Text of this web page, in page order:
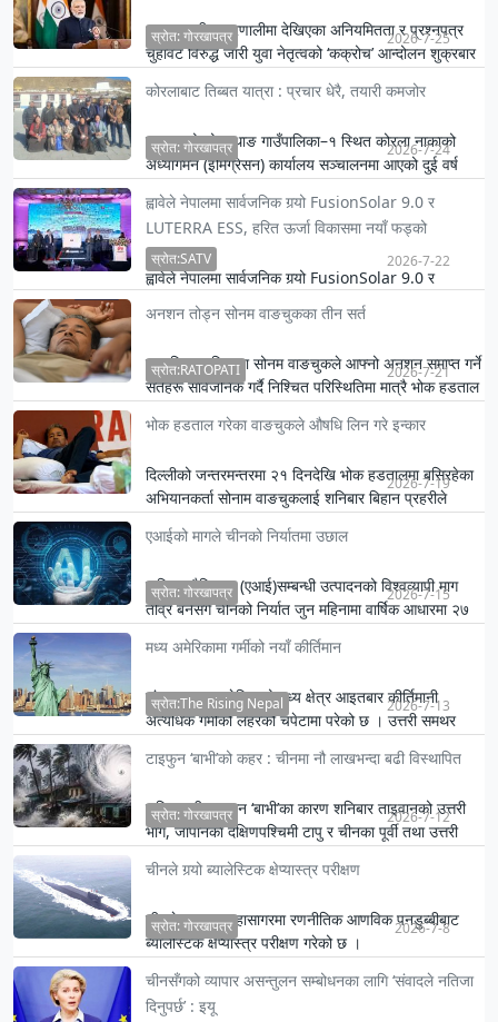
भारतमा परीक्षा प्रणालीमा देखिएका अनियमितता र प्रश्नपत्र
चुहावट विरुद्ध जारी युवा नेतृत्वको ‘कक्रोच’ आन्दोलन शुक्रबार
स्रोत: गोरखापत्र 2026-7-25
कोरलाबाट तिब्बत यात्रा : प्रचार धेरै, तयारी कमजोर
मुस्ताङको लोमान्थाङ गाउँपालिका–१ स्थित कोरला नाकाको
अध्यागमन (इमिग्रेसन) कार्यालय सञ्चालनमा आएको दुई वर्ष
स्रोत: गोरखापत्र 2026-7-24
ह्वावेले नेपालमा सार्वजनिक गर्‍यो FusionSolar 9.0 र
LUTERRA ESS, हरित ऊर्जा विकासमा नयाँ फड्को
ह्वावेले नेपालमा सार्वजनिक गर्‍यो FusionSolar 9.0 र
LUTERRA ESS, हरित ऊर्जा विकासमा नयाँ फड्को
स्रोत:SATV 2026-7-22
अनशन तोड्न सोनम वाङचुकका तीन सर्त
सामाजिक अभियन्ता सोनम वाङचुकले आफ्नो अनशन समाप्त गर्ने
सर्तहरू सार्वजनिक गर्दै निश्चित परिस्थितिमा मात्रै भोक हडताल
स्रोत:RATOPATI 2026-7-21
भोक हडताल गरेका वाङचुकले औषधि लिन गरे इन्कार
दिल्लीको जन्तरमन्तरमा २१ दिनदेखि भोक हडतालमा बसिरहेका
अभियानकर्ता सोनाम वाङचुकलाई शनिबार बिहान प्रहरीले
2026-7-19
एआईको मागले चीनको निर्यातमा उछाल
कृत्रिम बौद्धिकता (एआई)सम्बन्धी उत्पादनको विश्वव्यापी माग
तीव्र बनेसँगै चीनको निर्यात जुन महिनामा वार्षिक आधारमा २७
स्रोत: गोरखापत्र 2026-7-15
मध्य अमेरिकामा गर्मीको नयाँ कीर्तिमान
संयुक्त राज्य अमेरिकाको मध्य क्षेत्र आइतबार कीर्तिमानी
अत्यधिक गर्मीको लहरको चपेटामा परेको छ । उत्तरी समथर
स्रोत:The Rising Nepal 2026-7-13
टाइफुन ‘बाभी’को कहर : चीनमा नौ लाखभन्दा बढी विस्थापित
शक्तिशाली टाइफुन ‘बाभी’का कारण शनिबार ताइवानको उत्तरी
भाग, जापानका दक्षिणपश्चिमी टापु र चीनका पूर्वी तथा उत्तरी
स्रोत: गोरखापत्र 2026-7-12
चीनले गर्‍यो ब्यालेस्टिक क्षेप्यास्त्र परीक्षण
चीनले प्रशान्त महासागरमा रणनीतिक आणविक पनडुब्बीबाट
ब्यालेस्टिक क्षेप्यास्त्र परीक्षण गरेको छ ।
स्रोत: गोरखापत्र 2026-7-8
चीनसँगको व्यापार असन्तुलन सम्बोधनका लागि ‘संवादले नतिजा
दिनुपर्छ’ : इयू